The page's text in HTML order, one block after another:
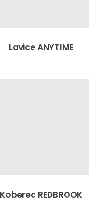
Lavice ANYTIME
Koberec REDBROOK